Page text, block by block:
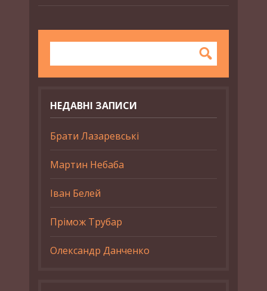
НЕДАВНІ ЗАПИСИ
Брати Лазаревські
Мартин Небаба
Іван Белей
Прімож Трубар
Олександр Данченко